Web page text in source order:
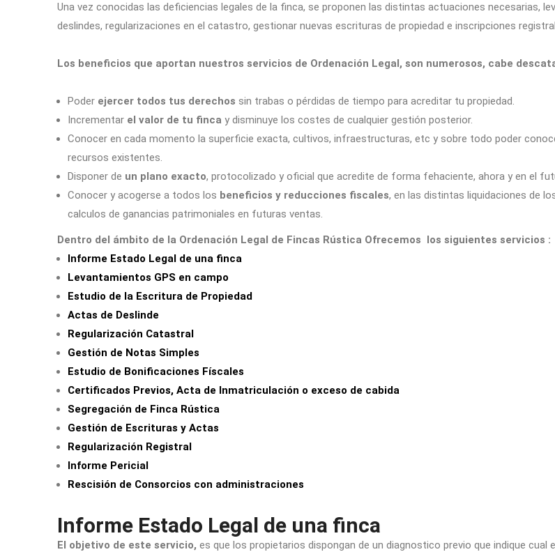
Una vez conocidas las deficiencias legales de la finca, se proponen las distintas actuaciones necesarias,
deslindes, regularizaciones en el catastro, gestionar nuevas escrituras de propiedad e inscripciones
Los beneficios que aportan nuestros servicios de Ordenación Legal, son numerosos, cabe
Poder ejercer todos tus derechos sin trabas o pérdidas de tiempo para acreditar tu propiedad.
Incrementar el valor de tu finca y disminuye los costes de cualquier gestión posterior.
Conocer en cada momento la superficie exacta, cultivos, infraestructuras, etc y sobre todo poder
recursos existentes.
Disponer de un plano exacto, protocolizado y oficial que acredite de forma fehaciente, ahora y en el
Conocer y acogerse a todos los beneficios y reducciones fiscales, en las distintas liquidaciones de
calculos de ganancias patrimoniales en futuras ventas.
Dentro del ámbito de la Ordenación Legal de Fincas Rústica Ofrecemos los siguientes servicios :
Informe Estado Legal de una finca
Levantamientos GPS en campo
Estudio de la Escritura de Propiedad
Actas de Deslinde
Regularización Catastral
Gestión de Notas Simples
Estudio de Bonificaciones Físcales
Certificados Previos, Acta de Inmatriculación o exceso de cabida
Segregación de Finca Rústica
Gestión de Escrituras y Actas
Regularización Registral
Informe Pericial
Rescisión de Consorcios con administraciones
Informe Estado Legal de una finca
El objetivo de este servicio, es que los propietarios dispongan de un diagnostico previo que indique